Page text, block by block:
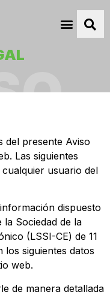
del presente Aviso
Las siguientes
usuario del
dispuesto
Sociedad de la
(LSSI-CE) de 11
los siguientes datos
web.
de manera detallada